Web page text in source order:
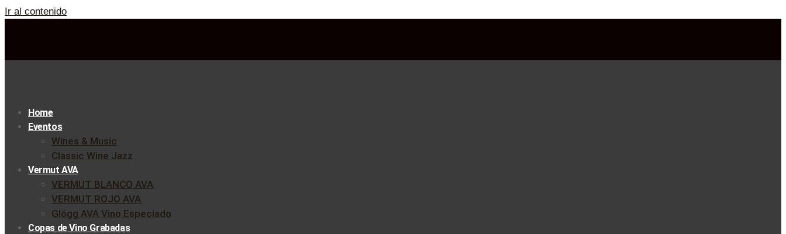
Ir al contenido
Home
Eventos
Wines & Music
Classic Wine Jazz
Vermut AVA
VERMUT BLANCO AVA
VERMUT ROJO AVA
Glögg AVA Vino Especiado
Copas de Vino Grabadas